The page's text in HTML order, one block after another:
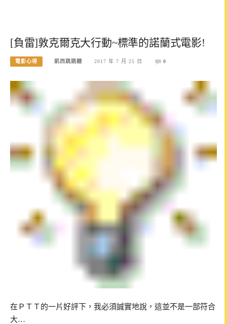
[負雷]敦克爾克大行動~標準的諾蘭式電影!
電影心得 凱西跳跳糖 2017 年 7 月 25 日 0
在ＰＴＴ的一片好評下，我必須誠實地說，這並不是一部符合
大…